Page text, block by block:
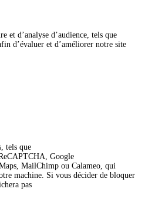
et d’analyse d’audience, tels que
d’évaluer et d’améliorer notre site
tels que
Google
MailChimp ou Calameo, qui
machine. Si vous décider de bloquer
pas